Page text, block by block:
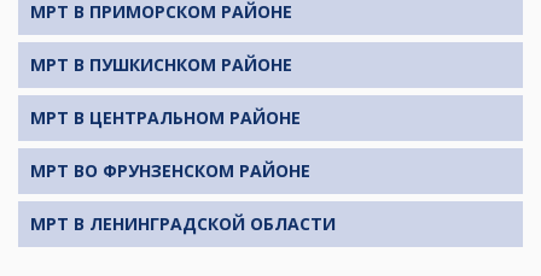
МРТ В ПРИМОРСКОМ РАЙОНЕ
МРТ В ПУШКИСНКОМ РАЙОНЕ
МРТ В ЦЕНТРАЛЬНОМ РАЙОНЕ
МРТ ВО ФРУНЗЕНСКОМ РАЙОНЕ
МРТ В ЛЕНИНГРАДСКОЙ ОБЛАСТИ